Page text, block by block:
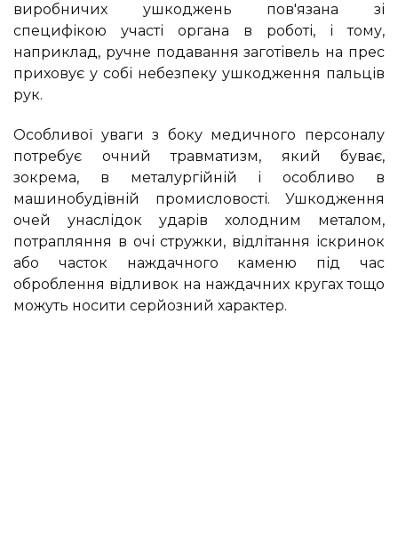
виробничих ушкоджень пов'язана зі
специфікою участі органа в роботі, і тому,
наприклад, ручне подавання заготівель на прес
приховує у собі небезпеку ушкодження пальців
рук.
Особливої уваги з боку медичного персоналу
потребує очний травматизм, який буває,
зокрема, в металургійній і особливо в
машинобудівній промисловості. Ушкодження
очей унаслідок ударів холодним металом,
потрапляння в очі стружки, відлітання іскринок
або часток наждачного каменю під час
оброблення відливок на наждачних кругах тощо
можуть носити серйозний характер.